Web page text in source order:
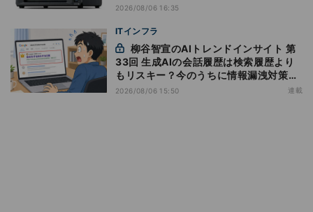
2026/08/06 16:35
ITインフラ
33回 生成AIの会話履歴は検索履歴より
もリスキー？今のうちに情報漏洩対策を
万全にしておこう
2026/08/06 15:50 連載